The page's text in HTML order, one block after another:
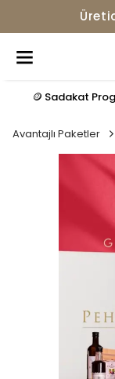
🪙 Sadakat
Avantajlı Paketler